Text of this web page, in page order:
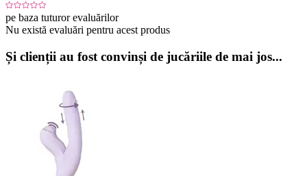
pe baza tuturor evaluărilor
Nu există evaluări pentru acest produs
Și clienții au fost convinși de jucăriile de mai jos...